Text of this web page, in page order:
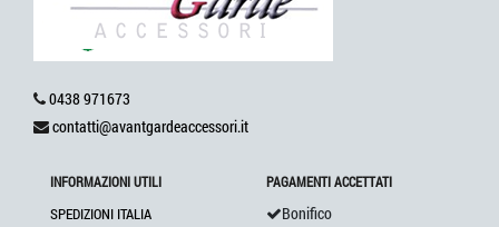
0438 971673
contatti@avantgardeaccessori.it
INFORMAZIONI UTILI
SPEDIZIONI ITALIA
PAGAMENTI ACCETTATI
Bonifico